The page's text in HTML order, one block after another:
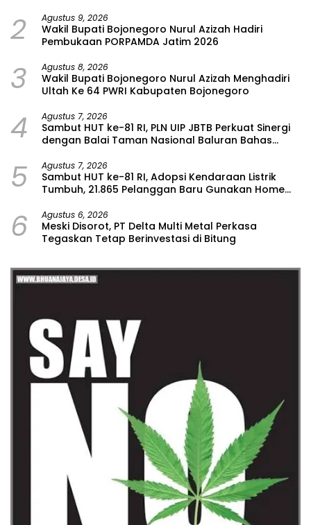
2 Agustus 9, 2026
Wakil Bupati Bojonegoro Nurul Azizah Hadiri
Pembukaan PORPAMDA Jatim 2026
3 Agustus 8, 2026
Wakil Bupati Bojonegoro Nurul Azizah Menghadiri
Ultah Ke 64 PWRI Kabupaten Bojonegoro
4 Agustus 7, 2026
Sambut HUT ke-81 RI, PLN UIP JBTB Perkuat Sinergi
dengan Balai Taman Nasional Baluran Bahas
Watudodol/Kalipuro
5 Agustus 7, 2026
Sambut HUT ke-81 RI, Adopsi Kendaraan Listrik
Tumbuh, 21.865 Pelanggan Baru Gunakan Home
6 Agustus 6, 2026
Meski Disorot, PT Delta Multi Metal Perkasa
Tegaskan Tetap Berinvestasi di Bitung